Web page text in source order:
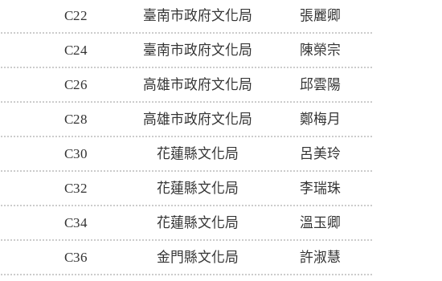
C22 臺南市政府文化局 張麗卿
C24 臺南市政府文化局 陳榮宗
C26 高雄市政府文化局 邱雲陽
C28 高雄市政府文化局 鄭梅月
C30 花蓮縣文化局 呂美玲
C32 花蓮縣文化局 李瑞珠
C34 花蓮縣文化局 溫玉卿
C36 金門縣文化局 許淑慧